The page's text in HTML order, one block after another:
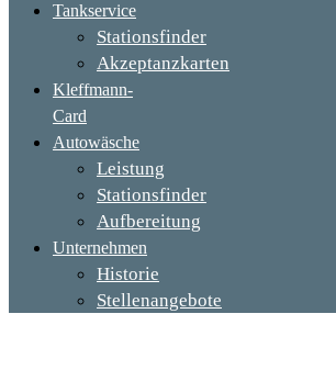
Tankservice
Stationsfinder
Akzeptanzkarten
Kleffmann-
Card
Autowäsche
Leistung
Stationsfinder
Aufbereitung
Unternehmen
Historie
Stellenangebote